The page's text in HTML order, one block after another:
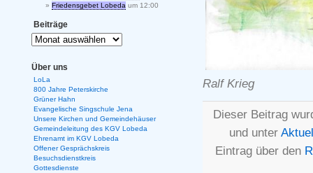
Ralf Krieg
Dieser Beitrag
und unter
Eintrag über den
Friedensgebet Lobeda um 12:00
Beiträge
Über uns
LoLa
800 Jahre Peterskirche
Grüner Hahn
Evangelische Singschule Jena
Unsere Kirchen und Gemeindehäuser
Gemeindeleitung des KGV Lobeda
Ehrenamt im KGV Lobeda
Offener Gesprächskreis
Besuchsdienstkreis
Gottesdienste